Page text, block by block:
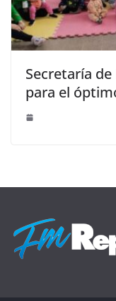
Secretaría
para el